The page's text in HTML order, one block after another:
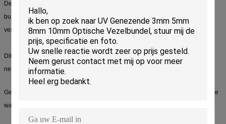
De haalbaarheid van verrichtingswijzen maakt ons geschikt om zowel
bulkorders in grote hoeveelheden te veroorzaken als orden in het klein te
verkopen.
Dit draagt ook tot de factoren bij die ons één van de beste fabrikanten van
netwerktoebehoren maken.
Geen kwestie u is groothandelaars of persoonlijke gebruikers en geen kwestie
wat uw ordehoeveelheden zijn,